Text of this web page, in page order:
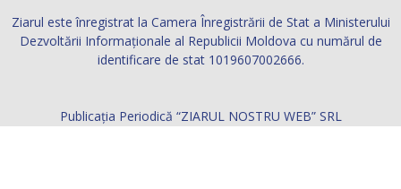
identificare de stat 1019607002666.
Publicația Periodică “ZIARUL NOSTRU WEB” SRL
ap.2